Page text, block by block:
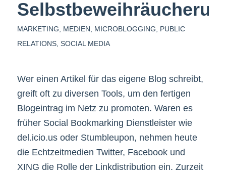
MARKETING, MEDIEN, MICROBLOGGING, PUBLIC
RELATIONS, SOCIAL MEDIA
Wer einen Artikel für das eigene Blog schreibt,
greift oft zu diversen Tools, um den fertigen
Blogeintrag im Netz zu promoten. Waren es
früher Social Bookmarking Dienstleister wie
del.icio.us oder Stumbleupon, nehmen heute
die Echtzeitmedien Twitter, Facebook und
XING die Rolle der Linkdistribution ein. Zurzeit